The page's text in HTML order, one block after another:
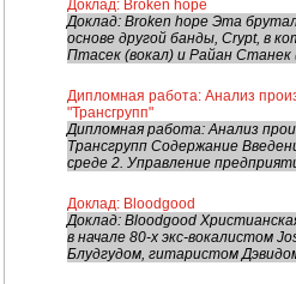
Доклад: Broken hope
Доклад: Broken hope Эта
основе другой банды, Crypt, в
Птасек (вокал) и Райан Станек
Дипломная работа: Анализ
"Трансгрупп"
Дипломная работа: Анализ
Трансгрупп Содержание
среде 2. Управление
Доклад: Bloodgood
Доклад: Bloodgood
в начале 80-х экс-вокалистом
Блудгудом, гитаристом